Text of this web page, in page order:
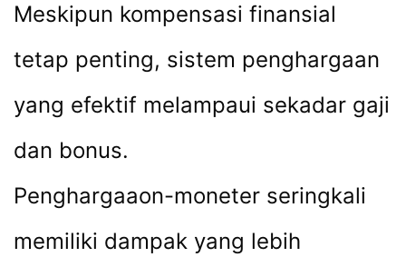
Meskipun kompensasi finansial
tetap penting, sistem penghargaan
yang efektif melampaui sekadar gaji
dan bonus.
Penghargaaon-moneter seringkali
memiliki dampak yang lebih